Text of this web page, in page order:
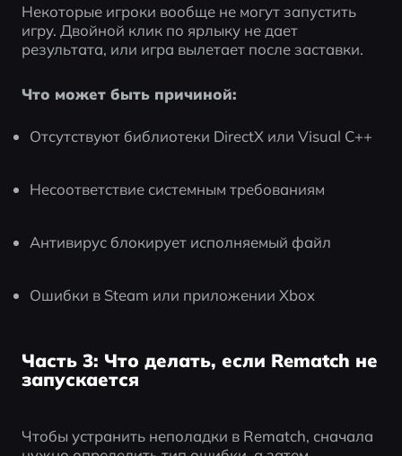
Некоторые игроки вообще не могут запустить
игру. Двойной клик по ярлыку не дает
результата, или игра вылетает после заставки.
Что может быть причиной:
Отсутствуют библиотеки DirectX или Visual C++
Несоответствие системным требованиям
Антивирус блокирует исполняемый файл
Ошибки в Steam или приложении Xbox
Часть 3: Что делать, если Rematch не
запускается
Чтобы устранить неполадки в Rematch, сначала